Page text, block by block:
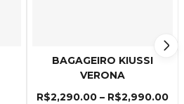
BAGAGEIRO KIUSSI
VERONA
R$2,290.00 – R$2,990.00